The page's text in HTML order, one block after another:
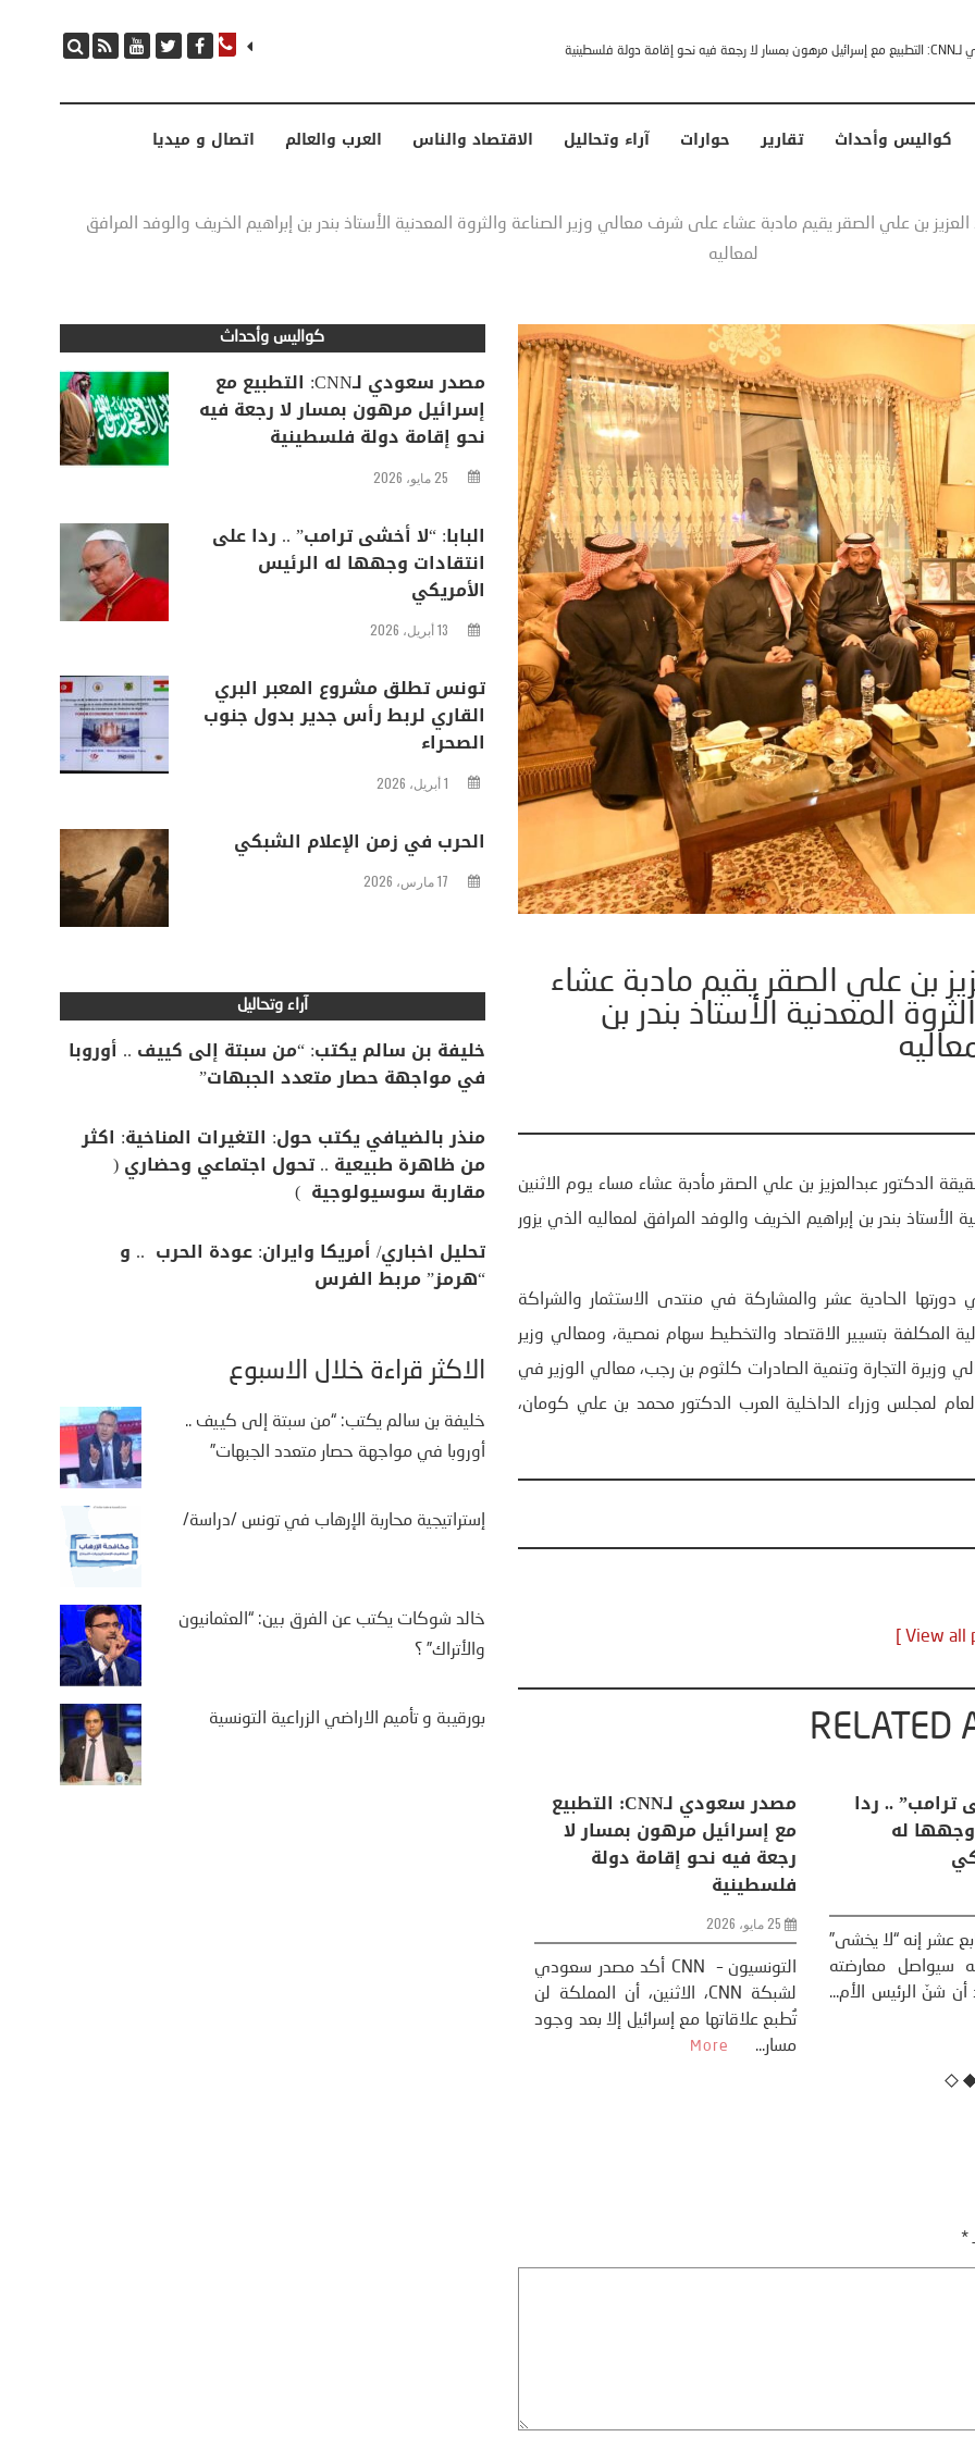
مصدر سعودي لـCNN: التطبيع مع إسرائيل مرهون بمسار لا رجعة فيه نحو إقامة دولة فلسطينية ترامب” .. ردا على انتقادات وجهها له الرئيس الأمريكي
كواليس وأحداث تقارير حوارات آراء وتحاليل الاقتصاد والناس العرب والعالم اتصال و ميديا
بن علي الصقر يقيم مادبة عشاء على شرف معالي وزير الصناعة والثروة المعدنية الأستاذ بندر بن إبراهيم الخريف والوفد المرافق
لمعاليه
بن علي الصقر يقيم مادبة عشاء
المعدنية الأستاذ بندر بن
الدكتور عبدالعزيز بن علي الصقر مأدبة عشاء مساء يوم الاثنين
بندر بن إبراهيم الخريف والوفد المرافق لمعاليه الذي يزور
دورتها الحادية عشر والمشاركة في منتدى الاستثمار والشراكة
المكلفة بتسيير الاقتصاد والتخطيط سهام نمصية، ومعالي وزير
وزيرة التجارة وتنمية الصادرات كلثوم بن رجب، معالي الوزير في
لمجلس وزراء الداخلية العرب الدكتور محمد بن علي كومان،
RELATED
البابا: “لا أخشى ترامب” .. ردا
على انتقادات وجهها له
الرئيس الأمريكي
13 أبريل، 2026
قال البابا لاون الرابع عشر إنه “لا يخشى”
إدارة ترامب، وإنه سيواصل معارضته
للحرب، وذلك بعد أن شنّ الرئيس الأم...
More
المعبر
رأس جدير
تونس 01 افريل 2026 (وات) – أعلن
الصادرات، سمير
عن انطلاق تونس في
*
كواليس وأحداث
مصدر سعودي لـCNN: التطبيع مع
إسرائيل مرهون بمسار لا رجعة فيه
نحو إقامة دولة فلسطينية
25 مايو، 2026
البابا: “لا أخشى ترامب” .. ردا على
انتقادات وجهها له الرئيس
الأمريكي
13 أبريل، 2026
تونس تطلق مشروع المعبر البري
القاري لربط رأس جدير بدول جنوب
الصحراء
1 أبريل، 2026
الحرب في زمن الإعلام الشبكي
17 مارس، 2026
آراء وتحاليل
خليفة بن سالم يكتب: “من سبتة إلى كييف .. أوروبا
في مواجهة حصار متعدد الجبهات”
منذر بالضيافي يكتب حول: التغيرات المناخية: اكثر
من ظاهرة طبيعية .. تحول اجتماعي وحضاري (
مقاربة سوسيولوجية )
تحليل اخباري/ أمريكا وايران: عودة الحرب .. و
“هرمز” مربط الفرس
الأكثر قراءة خلال الأسبوع
خليفة بن سالم يكتب: “من سبتة إلى كييف ..
أوروبا في مواجهة حصار متعدد الجبهات”
إستراتيجية محاربة الإرهاب في تونس /دراسة/
خالد شوكات يكتب عن الفرق بين: “العثمانيون
والأتراك” ؟
بورقيبة و تأميم الاراضي الزراعية التونسية